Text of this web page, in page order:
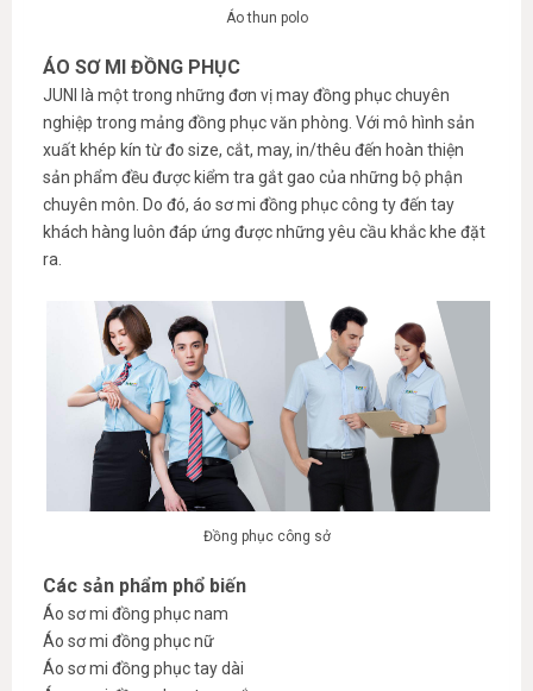
Áo thun polo
ÁO SƠ MI ĐỒNG PHỤC
JUNI là một trong những đơn vị may đồng phục chuyên
nghiệp trong mảng đồng phục văn phòng. Với mô hình sản
xuất khép kín từ đo size, cắt, may, in/thêu đến hoàn thiện
sản phẩm đều được kiểm tra gắt gao của những bộ phận
chuyên môn. Do đó, áo sơ mi đồng phục công ty đến tay
khách hàng luôn đáp ứng được những yêu cầu khắc khe đặt
ra.
Đồng phục công sở
Các sản phẩm phổ biến
Áo sơ mi đồng phục nam
Áo sơ mi đồng phục nữ
Áo sơ mi đồng phục tay dài